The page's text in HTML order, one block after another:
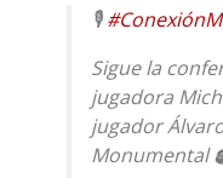
🎙
Sigue la
jugadora
jugador
Monumental